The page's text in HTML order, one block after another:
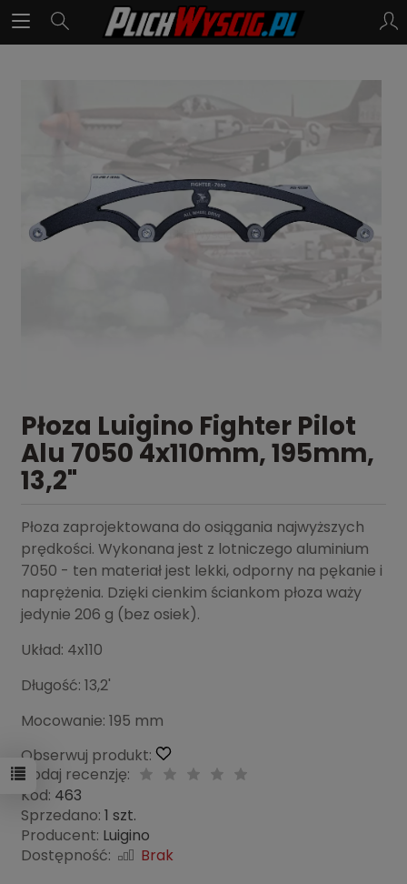
Płoza Luigino Fighter Pilot
Alu 7050 4x110mm, 195mm,
13,2"
Płoza zaprojektowana do osiągania najwyższych
prędkości. Wykonana jest z lotniczego aluminium
7050 - ten materiał jest lekki, odporny na pękanie i
naprężenia. Dzięki cienkim ściankom płoza waży
jedynie 206 g (bez osiek).
Układ: 4x110
Długość: 13,2'
Mocowanie: 195 mm
Obserwuj produkt:
Dodaj recenzję:
Kod: 463
Sprzedano: 1 szt.
Producent: Luigino
Dostępność:
Brak